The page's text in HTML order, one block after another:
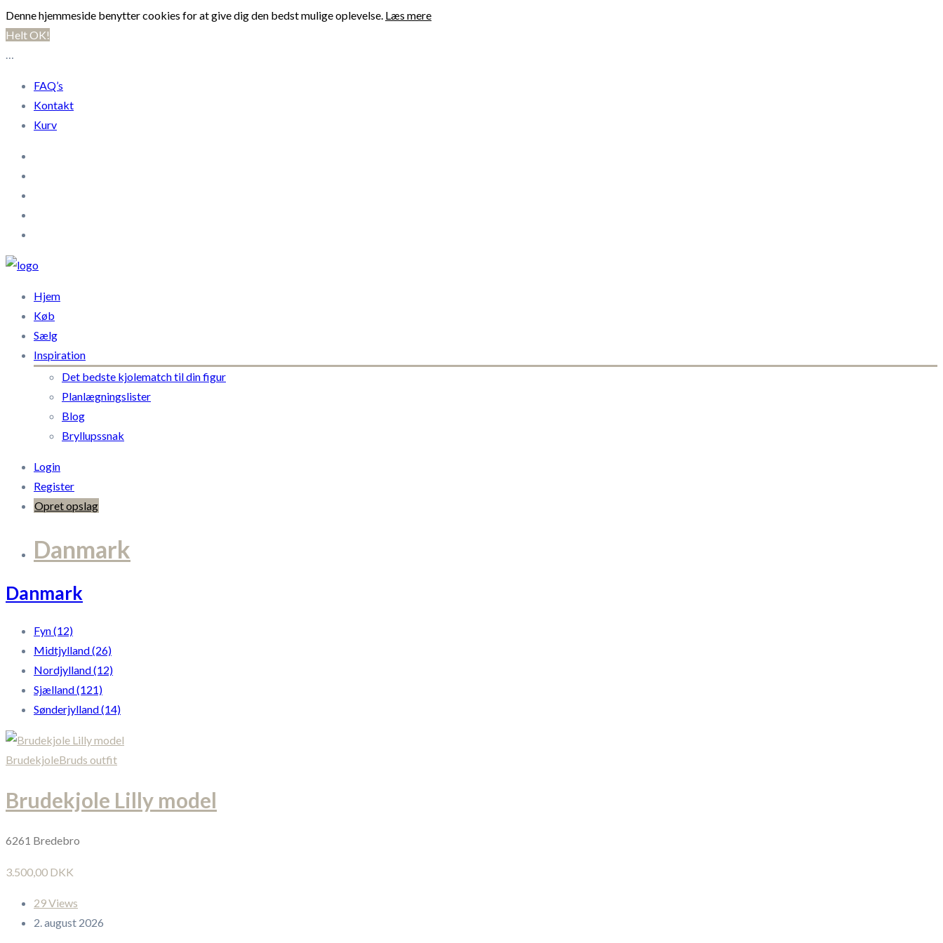
Denne hjemmeside benytter cookies for at give dig den bedst mulige oplevelse. Læs mere
Helt OK!
…
FAQ’s
Kontakt
Kurv
Hjem
Køb
Sælg
Inspiration
Det bedste kjolematch til din figur
Planlægningslister
Blog
Bryllupssnak
Login
Register
Opret opslag
Danmark
Danmark
Fyn(12)
Midtjylland(26)
Nordjylland(12)
Sjælland(121)
Sønderjylland(14)
BrudekjoleBruds outfit
Brudekjole Lilly model
6261 Bredebro
3.500,00 DKK
29 Views
2. august 2026